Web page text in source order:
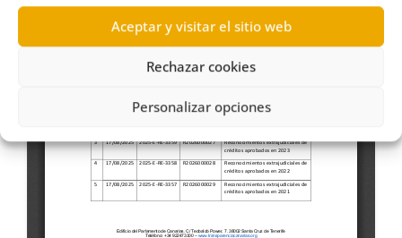
Aceptar y visitar el sitio web
Rechazar cookies
Personalizar opciones